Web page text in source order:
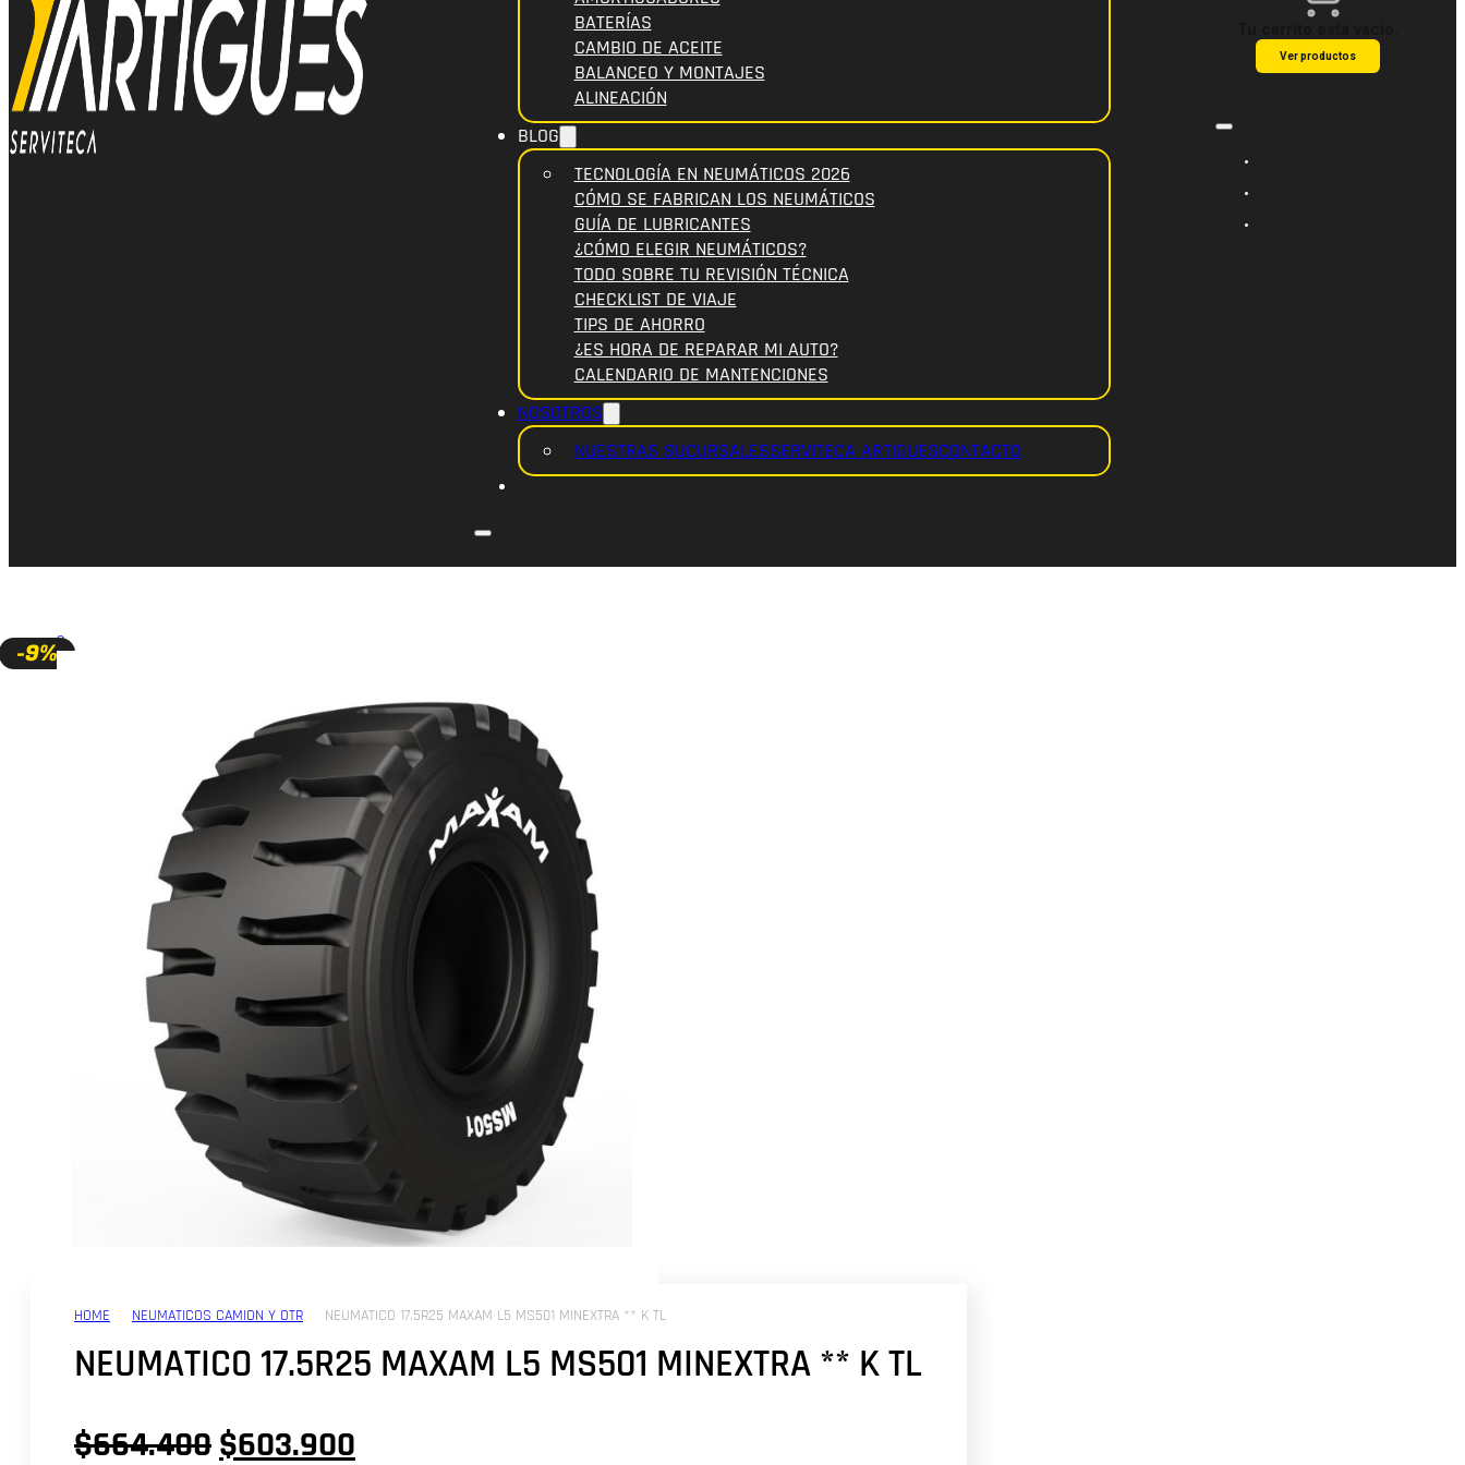
BATERÍAS
CAMBIO DE ACEITE
BALANCEO Y MONTAJES
ALINEACIÓN
BLOG
TECNOLOGÍA EN NEUMÁTICOS 2026
CÓMO SE FABRICAN LOS NEUMÁTICOS
GUÍA DE LUBRICANTES
¿CÓMO ELEGIR NEUMÁTICOS?
TODO SOBRE TU REVISIÓN TÉCNICA
CHECKLIST DE VIAJE
TIPS DE AHORRO
¿ES HORA DE REPARAR MI AUTO?
CALENDARIO DE MANTENCIONES
NOSOTROS
NUESTRAS SUCURSALESSERVITECA ARTIGUESCONTACTO
Ver productos
-9%🔍
HOME NEUMATICOS CAMION Y OTR NEUMATICO 17.5R25 MAXAM L5 MS501 MINEXTRA ** K TL
NEUMATICO 17.5R25 MAXAM L5 MS501 MINEXTRA ** K TL
$664.400El
$603.900